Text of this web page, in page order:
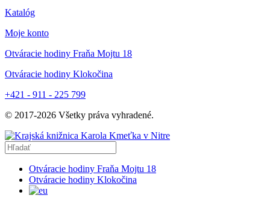
Katalóg
Moje konto
Otváracie hodiny Fraňa Mojtu 18
Otváracie hodiny Klokočina
+421 - 911 - 225 799
© 2017-2026 Všetky práva vyhradené.
Otváracie hodiny Fraňa Mojtu 18
Otváracie hodiny Klokočina